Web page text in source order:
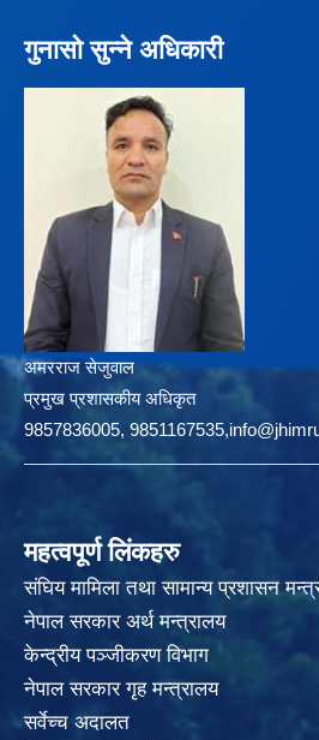
गुनासो सुन्ने अधिकारी
अमरराज सेजुवाल
प्रमुख प्रशासकीय अधिकृत
9857836005,
महत्वपूर्ण लिंकहरु
संघिय मामिला तथा सामान्य प्रशासन
नेपाल सरकार अर्थ मन्त्रालय
केन्द्रीय पञ्जीकरण विभाग
नेपाल सरकार गृह मन्त्रालय
सर्वेच्च अदालत